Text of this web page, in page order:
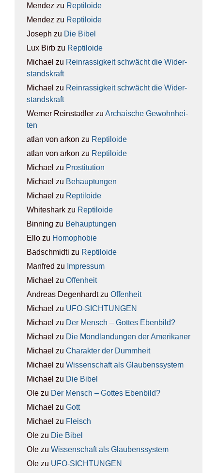
Mendez zu Rep­ti­lo­ide
Mendez zu Rep­ti­lo­ide
Joseph zu Die Bibel
Lux Birb zu Rep­ti­lo­ide
Michael zu Rein­ras­sig­keit schwächt die Wider­
stands­kraft
Michael zu Rein­ras­sig­keit schwächt die Wider­
stands­kraft
Werner Reinstadler zu Archai­sche Gewohn­hei­
ten
atlan von arkon zu Rep­ti­lo­ide
atlan von arkon zu Rep­ti­lo­ide
Michael zu Pro­sti­tu­ti­on
Michael zu Behaup­tun­gen
Michael zu Rep­ti­lo­ide
Whiteshark zu Rep­ti­lo­ide
Binning zu Behaup­tun­gen
Ello zu Homo­pho­bie
Badschmidti zu Rep­ti­lo­ide
Manfred zu Impres­sum
Michael zu Offen­heit
Andreas Degenhardtzu Offen­heit
Michael zu UFO-SICH­TUN­GEN
Michael zu Der Mensch – Got­tes Eben­bild?
Michael zu Die Mond­lan­dun­gen der Ame­ri­ka­ner
Michael zu Cha­rak­ter der Dumm­heit
Michael zu Wis­sen­schaft als Glau­bens­sys­tem
Michael zu Die Bibel
Ole zu Der Mensch – Got­tes Eben­bild?
Michael zu Gott
Michael zu Fleisch
Ole zu Die Bibel
Ole zu Wis­sen­schaft als Glau­bens­sys­tem
Ole zu UFO-SICH­TUN­GEN